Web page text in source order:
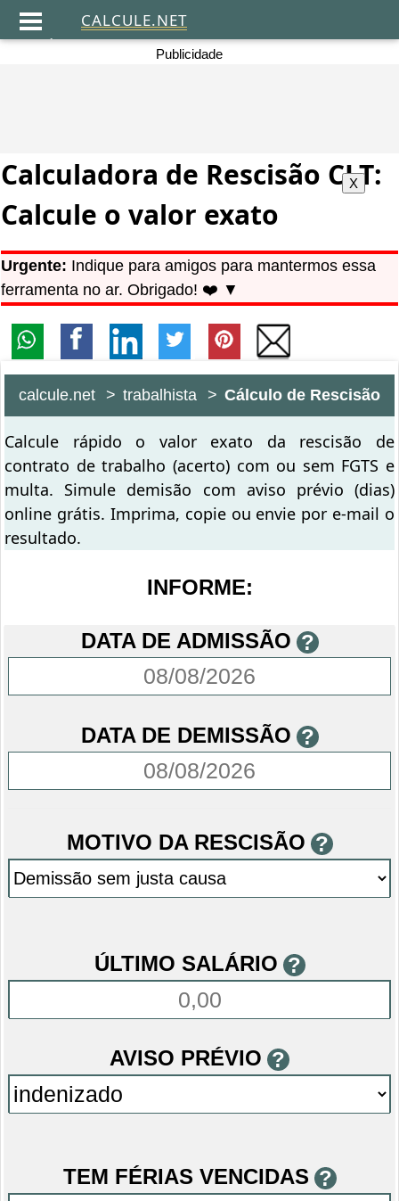
.
CALCULE.NET
Publicidade
Calculadora de Rescisão CLT:
Calcule o valor exato
Urgente: Indique para amigos para mantermos essa
ferramenta no ar. Obrigado! ❤️ ▼
calcule.net trabalhista Cálculo de Rescisão
Calcule rápido o valor exato da rescisão de
contrato de trabalho (acerto) com ou sem FGTS e
multa. Simule demisão com aviso prévio (dias)
online grátis. Imprima, copie ou envie por e-mail o
resultado.
INFORME:
DATA DE ADMISSÃO ?
DATA DE DEMISSÃO ?
MOTIVO DA RESCISÃO ?
ÚLTIMO SALÁRIO ?
AVISO PRÉVIO ?
TEM FÉRIAS VENCIDAS ?